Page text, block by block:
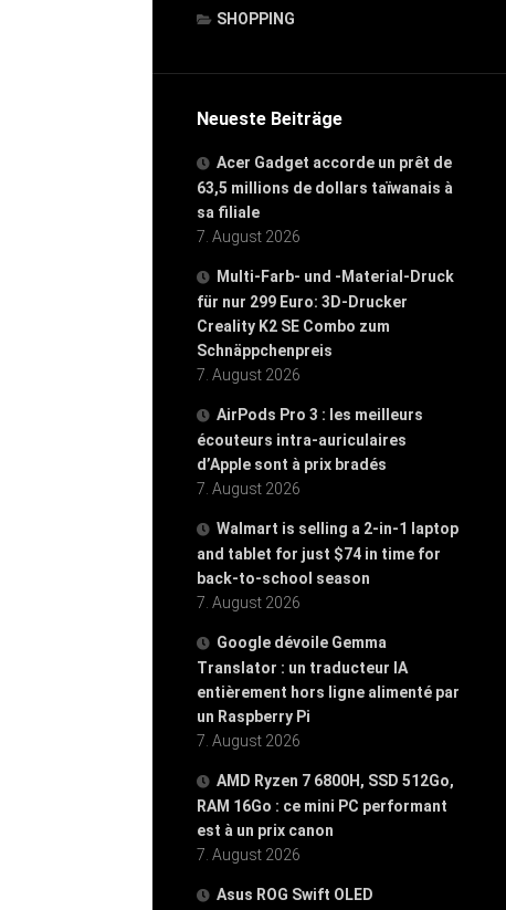
SHOPPING
Neueste Beiträge
Acer Gadget accorde un prêt de
63,5 millions de dollars taïwanais à
sa filiale
7. August 2026
Multi-Farb- und -Material-Druck
für nur 299 Euro: 3D-Drucker
Creality K2 SE Combo zum
Schnäppchenpreis
7. August 2026
AirPods Pro 3 : les meilleurs
écouteurs intra-auriculaires
d’Apple sont à prix bradés
7. August 2026
Walmart is selling a 2-in-1 laptop
and tablet for just $74 in time for
back-to-school season
7. August 2026
Google dévoile Gemma
Translator : un traducteur IA
entièrement hors ligne alimenté par
un Raspberry Pi
7. August 2026
AMD Ryzen 7 6800H, SSD 512Go,
RAM 16Go : ce mini PC performant
est à un prix canon
7. August 2026
Asus ROG Swift OLED